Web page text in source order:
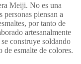
Meiji. No es una
piensan a
por tanto de
artesanalmente
construye soldando
de esmalte de colores.